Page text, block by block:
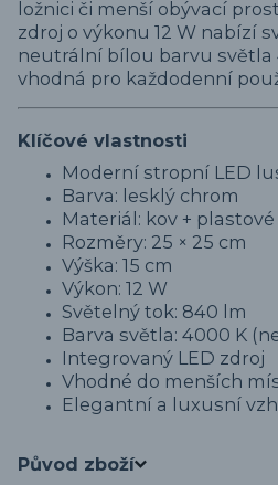
ložnici či menší obývací
zdroj o výkonu 12 W nabízí
neutrální bílou barvu světla
vhodná pro každodenní
Klíčové vlastnosti
Moderní stropní LED
Barva: lesklý chrom
Materiál: kov +
Rozměry: 25 × 25 cm
Výška: 15 cm
Výkon: 12 W
Světelný tok: 840 lm
Barva světla: 4000 K
Integrovaný LED zdroj
Vhodné do menších
Elegantní a luxusní
Původ zboží